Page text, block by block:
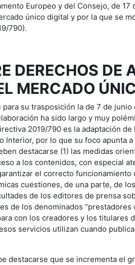
Europeo y del Consejo, de 17
único digital y por la que se
790).
DERECHOS DE
MERCADO
su trasposición la de 7 de junio
ha sido largo y muy
2019/790 es la adaptación
Interior, por lo que su foco apunta
destacarse (1) las medidas
a los contenidos, con especial
el correcto funcionamiento
cuestiones, de una parte, de
de los editores de prensa
de los denominados “prestadores
con los creadores y los titulares
servicios utilizan cuando
destacarse que se incrementa el